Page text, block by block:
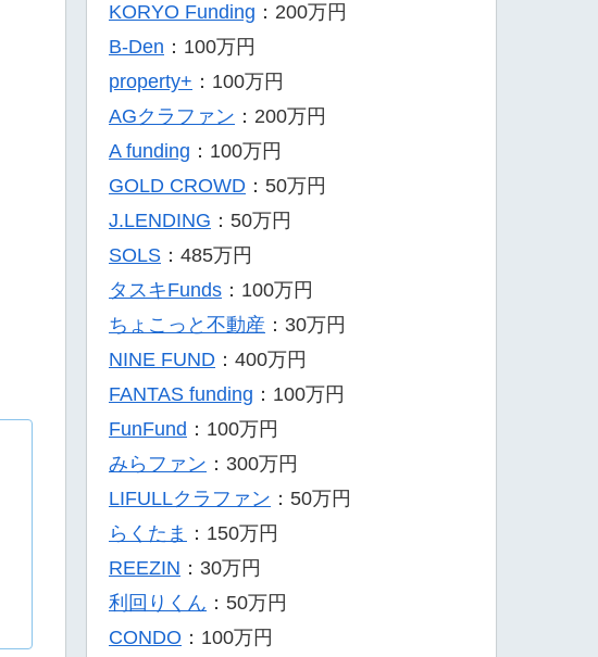
KORYO Funding ：200万円
B-Den ：100万円
property+ ：100万円
AGクラファン ：200万円
A funding ：100万円
GOLD CROWD ：50万円
J.LENDING ：50万円
SOLS ：485万円
タスキFunds ：100万円
ちょこっと不動産 ：30万円
NINE FUND ：400万円
FANTAS funding ：100万円
FunFund ：100万円
みらファン ：300万円
LIFULLクラファン ：50万円
らくたま ：150万円
REEZIN ：30万円
利回りくん ：50万円
CONDO ：100万円